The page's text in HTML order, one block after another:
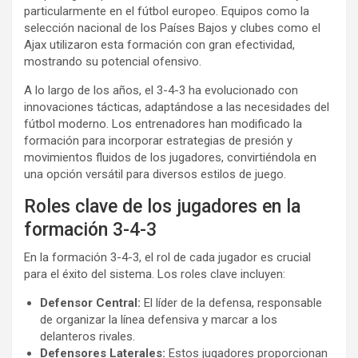
particularmente en el fútbol europeo. Equipos como la
selección nacional de los Países Bajos y clubes como el
Ajax utilizaron esta formación con gran efectividad,
mostrando su potencial ofensivo.
A lo largo de los años, el 3-4-3 ha evolucionado con
innovaciones tácticas, adaptándose a las necesidades del
fútbol moderno. Los entrenadores han modificado la
formación para incorporar estrategias de presión y
movimientos fluidos de los jugadores, convirtiéndola en
una opción versátil para diversos estilos de juego.
Roles clave de los jugadores en la
formación 3-4-3
En la formación 3-4-3, el rol de cada jugador es crucial
para el éxito del sistema. Los roles clave incluyen:
Defensor Central: El líder de la defensa, responsable
de organizar la línea defensiva y marcar a los
delanteros rivales.
Defensores Laterales: Estos jugadores proporcionan